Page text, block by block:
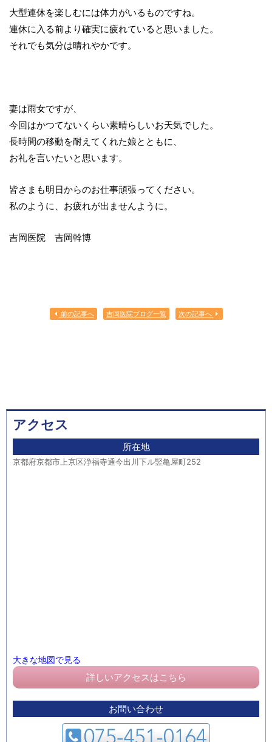
大型連休を楽しむには体力がいるものですね。
連休に入る前より確実に疲れていると思いました。
それでも気分は晴れやかです。
妻は雨女ですが、
今回はかつてないくらい素晴らしいお天気でした。
長時間の移動を耐えてくれた娘とともに、
お礼を言いたいと思います。
皆さまも明日からのお仕事頑張ってください。
私のように、お疲れが出ませんように。
吉岡医院 吉岡幹博
前の記事へ 吉岡医院ブログ一覧 次の記事へ
アクセス
所在地
京都府京都市上京区浄福寺通今出川下ル竪亀屋町252
大きな地図で見る
詳しいアクセスはこちら
お問い合わせ